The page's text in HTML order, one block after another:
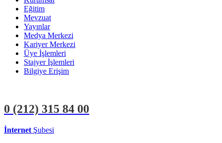
Eğitim
Mevzuat
Yayınlar
Medya Merkezi
Kariyer Merkezi
Üye İşlemleri
Stajyer İşlemleri
Bilgiye Erişim
0 (212) 315 84 00
İnternet Şubesi